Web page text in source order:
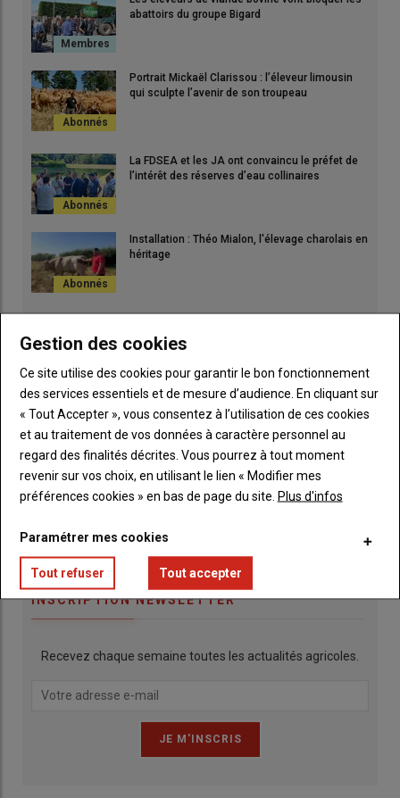
abattoirs du groupe Bigard
Portrait Mickaël Clarissou : l’éleveur limousin
qui sculpte l’avenir de son troupeau
La FDSEA et les JA ont convaincu le préfet de
l’intérêt des réserves d’eau collinaires
Installation : Théo Mialon, l'élevage charolais en
héritage
Publicité
INSCRIPTION NEWSLETTER
Recevez chaque semaine toutes les actualités agricoles.
Gestion des cookies
Ce site utilise des cookies pour garantir le bon fonctionnement
des services essentiels et de mesure d’audience. En cliquant sur
« Tout Accepter », vous consentez à l’utilisation de ces cookies
et au traitement de vos données à caractère personnel au
regard des finalités décrites. Vous pourrez à tout moment
revenir sur vos choix, en utilisant le lien « Modifier mes
préférences cookies » en bas de page du site. Plus d'infos
Paramétrer mes cookies
Tout refuser Tout accepter